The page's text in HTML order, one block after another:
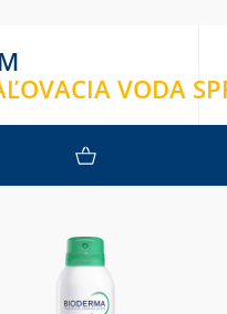
VODA